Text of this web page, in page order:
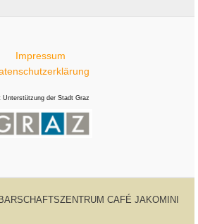
Impressum
Unterstützung der Stadt Graz
CAFÉ JAKOMINI